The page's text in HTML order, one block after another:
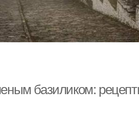
базиликом: